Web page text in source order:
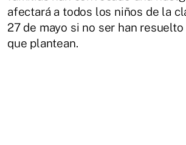
afectará a todos los niños de la
27 de mayo si no ser han
que plantean.